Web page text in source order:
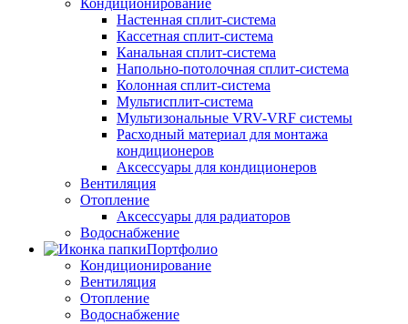
Кондиционирование
Настенная сплит-система
Кассетная сплит-система
Канальная сплит-система
Напольно-потолочная сплит-система
Колонная сплит-система
Мультисплит-система
Мультизональные VRV-VRF системы
Расходный материал для монтажа
кондиционеров
Аксессуары для кондиционеров
Вентиляция
Отопление
Аксессуары для радиаторов
Водоснабжение
Портфолио
Кондиционирование
Вентиляция
Отопление
Водоснабжение